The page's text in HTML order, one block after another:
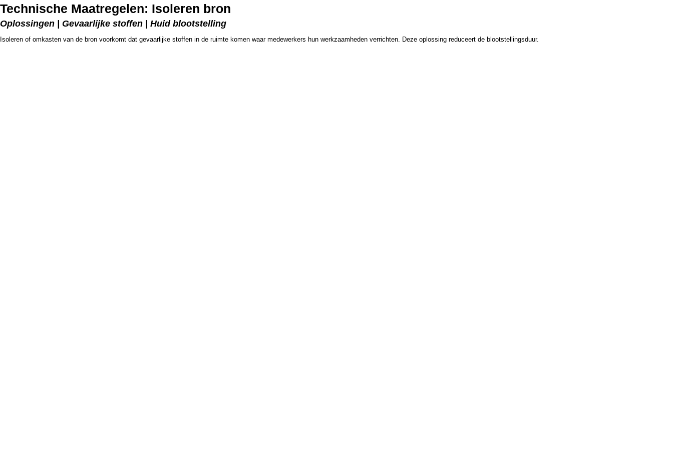
Technische Maatregelen: Isoleren bron
Oplossingen | Gevaarlijke stoffen | Huid blootstelling
Isoleren of omkasten van de bron voorkomt dat gevaarlijke stoffen in de ruimte komen waar medewerkers hun werkzaamheden verrichten. Deze oplossing reduceert de blootstellingsduur.